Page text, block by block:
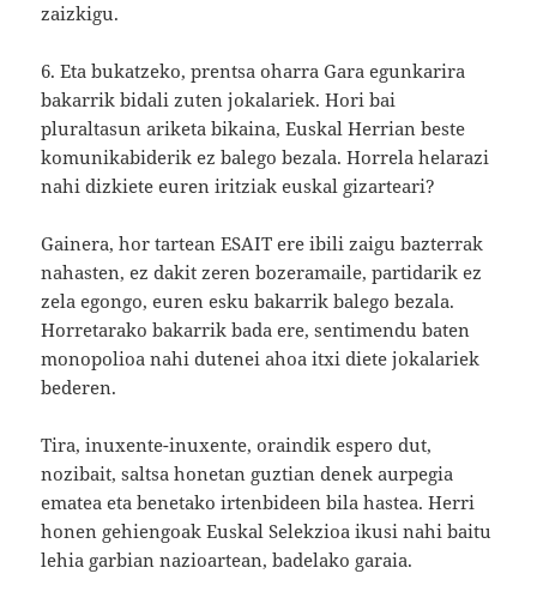
zaizkigu.
6. Eta bukatzeko, prentsa oharra Gara egunkarira
bakarrik bidali zuten jokalariek. Hori bai
pluraltasun ariketa bikaina, Euskal Herrian beste
komunikabiderik ez balego bezala. Horrela helarazi
nahi dizkiete euren iritziak euskal gizarteari?
Gainera, hor tartean ESAIT ere ibili zaigu bazterrak
nahasten, ez dakit zeren bozeramaile, partidarik ez
zela egongo, euren esku bakarrik balego bezala.
Horretarako bakarrik bada ere, sentimendu baten
monopolioa nahi dutenei ahoa itxi diete jokalariek
bederen.
Tira, inuxente-inuxente, oraindik espero dut,
nozibait, saltsa honetan guztian denek aurpegia
ematea eta benetako irtenbideen bila hastea. Herri
honen gehiengoak Euskal Selekzioa ikusi nahi baitu
lehia garbian nazioartean, badelako garaia.